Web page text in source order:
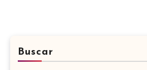
Buscar